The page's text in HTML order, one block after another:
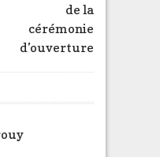
de la
cérémonie
d’ouverture